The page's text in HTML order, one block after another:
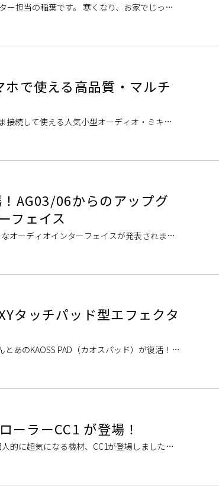
担当の稲葉です。 寒くなり、お家でじっく
で使える高品質・マルチ
接続して使える人気小型オーディオ・ミキサ
AG03/06からのアップグ
フェイス
オーディオインターフェイスが発表されまし
タッチパッド型エフェクタ
あのKAOSS PAD（カオスパッド）が復活！！
ーラーCC1 が登場！
的に超気になる機材、CC1が登場しました！